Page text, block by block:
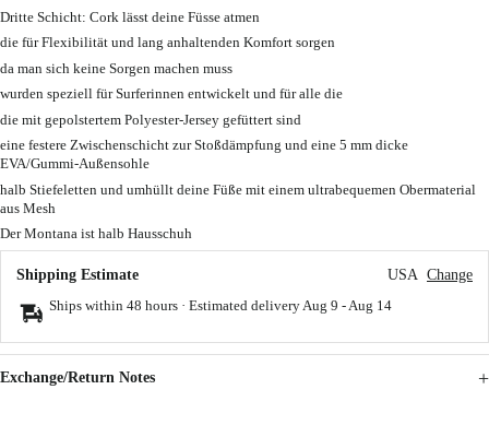
Dritte Schicht: Cork lässt deine Füsse atmen
die für Flexibilität und lang anhaltenden Komfort sorgen
da man sich keine Sorgen machen muss
wurden speziell für Surferinnen entwickelt und für alle die
die mit gepolstertem Polyester-Jersey gefüttert sind
eine festere Zwischenschicht zur Stoßdämpfung und eine 5 mm dicke
EVA/Gummi-Außensohle
halb Stiefeletten und umhüllt deine Füße mit einem ultrabequemen Obermaterial
aus Mesh
Der Montana ist halb Hausschuh
Shipping Estimate USA Change
Ships within 48 hours · Estimated delivery Aug 9 - Aug 14
Exchange/Return Notes